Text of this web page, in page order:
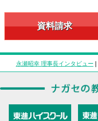
資料請求
永瀬昭幸 理事長インタビュー |